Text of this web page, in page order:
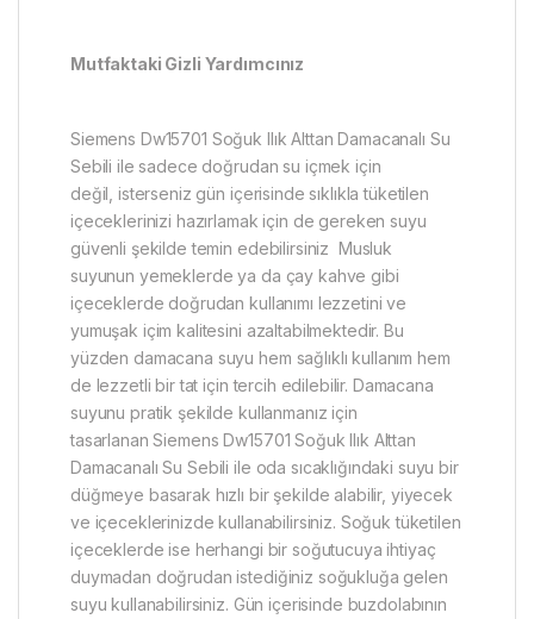
Mutfaktaki Gizli Yardımcınız
Siemens Dw15701 Soğuk Ilık Alttan Damacanalı Su
Sebili ile sadece doğrudan su içmek için
değil, isterseniz gün içerisinde sıklıkla tüketilen
içeceklerinizi hazırlamak için de gereken suyu
güvenli şekilde temin edebilirsiniz Musluk
suyunun yemeklerde ya da çay kahve gibi
içeceklerde doğrudan kullanımı lezzetini ve
yumuşak içim kalitesini azaltabilmektedir. Bu
yüzden damacana suyu hem sağlıklı kullanım hem
de lezzetli bir tat için tercih edilebilir. Damacana
suyunu pratik şekilde kullanmanız için
tasarlanan Siemens Dw15701 Soğuk Ilık Alttan
Damacanalı Su Sebili ile oda sıcaklığındaki suyu bir
düğmeye basarak hızlı bir şekilde alabilir, yiyecek
ve içeceklerinizde kullanabilirsiniz. Soğuk tüketilen
içeceklerde ise herhangi bir soğutucuya ihtiyaç
duymadan doğrudan istediğiniz soğukluğa gelen
suyu kullanabilirsiniz. Gün içerisinde buzdolabının